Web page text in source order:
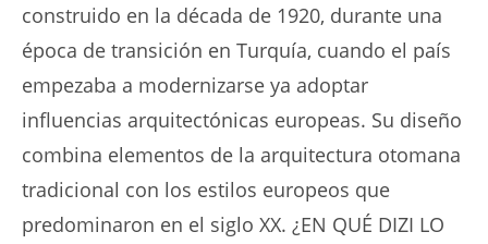
construido en la década de 1920, durante una
época de transición en Turquía, cuando el país
empezaba a modernizarse ya adoptar
influencias arquitectónicas europeas. Su diseño
combina elementos de la arquitectura otomana
tradicional con los estilos europeos que
predominaron en el siglo XX. ¿EN QUÉ DIZI LO